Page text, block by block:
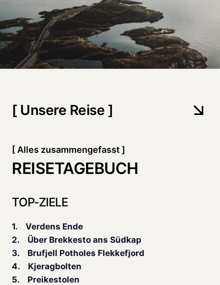
[ Unsere Reise ]
[ Alles zusammengefasst ]
REISETAGEBUCH
TOP-ZIELE
1. Verdens Ende
2. Über Brekkesto ans Südkap
3. Brufjell Potholes Flekkefjord
4. Kjeragbolten
5. Preikestolen